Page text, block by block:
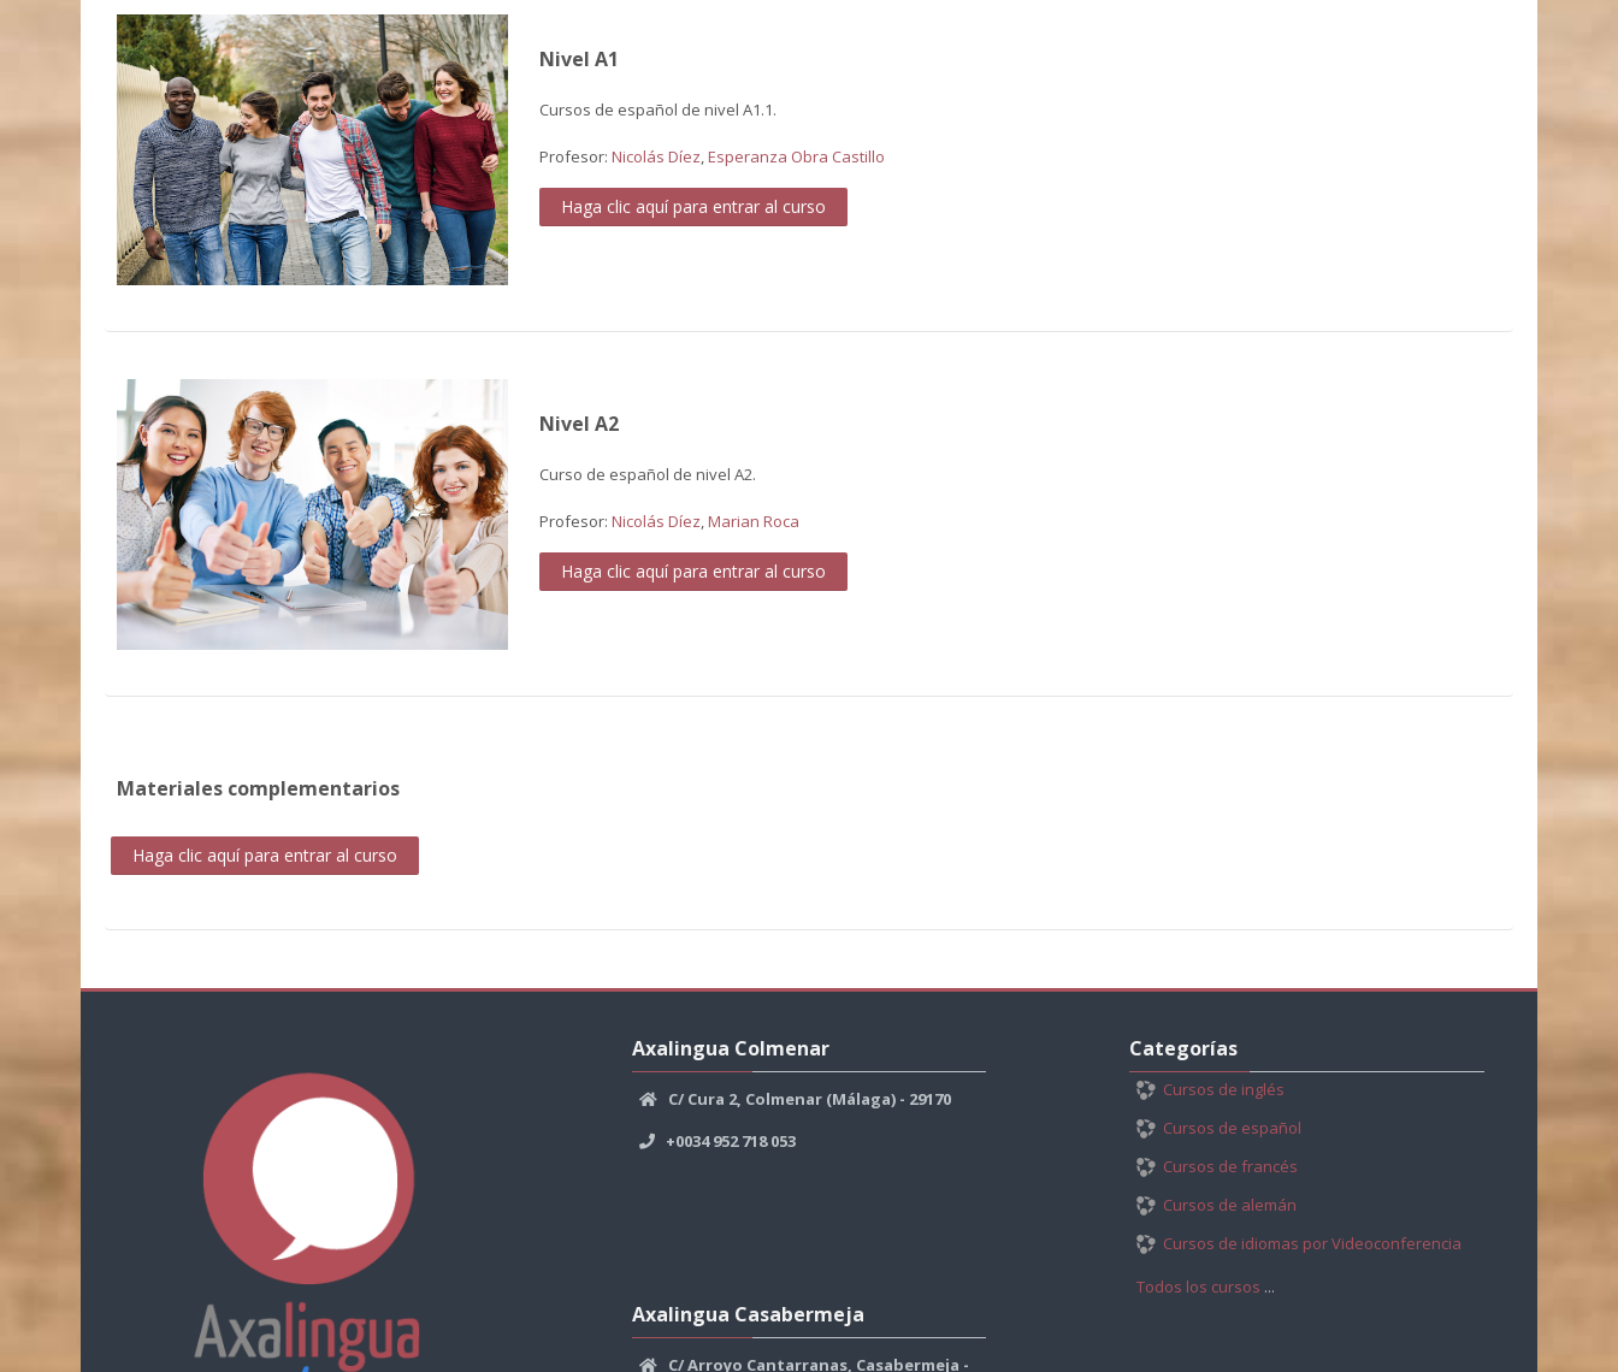
Nivel A1
Cursos de español de nivel A1.1.
Profesor:Nicolás Díez ,Esperanza Obra Castillo
Haga clic aquí para entrar al curso
Nivel A2
Curso de español de nivel A2.
Profesor:Nicolás Díez ,Marian Roca
Haga clic aquí para entrar al curso
Materiales complementarios
Haga clic aquí para entrar al curso
Axalingua Colmenar
C/ Cura 2, Colmenar (Málaga) - 29170
+0034 952 718 053
Casabermeja
Axalingua Casabermeja
C/ Arroyo Cantarranas, Casabermeja -
Categorías
Cursos de inglés
Cursos de español
Cursos de francés
Cursos de alemán
Cursos de idiomas por Videoconferencia
Todos los cursos ...